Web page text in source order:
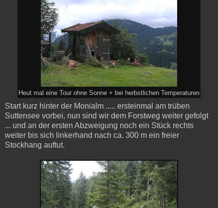
Heut mal eine Tour ohne Sonne + bei herbstlichen Temperaturen
Start kurz hinter der Monialm ..... ersteinmal am trüben
Suttensee vorbei, nun sind wir dem Forstweg weiter gefolgt
... und an der ersten Abzweigung noch ein Stück rechts
weiter bis sich linkerhand nach ca. 300 m ein freier
Stockhang auftut.